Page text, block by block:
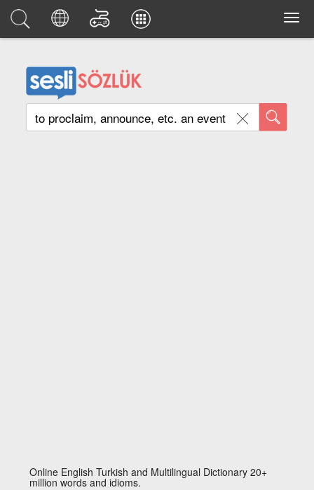
Online English Turkish and Multilingual Dictionary 20+
million words and idioms.